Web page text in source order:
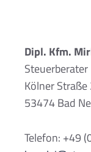
Dipl. Kfm.
Steuerberater
Kölner Straße
53474 Bad
Telefon: +49